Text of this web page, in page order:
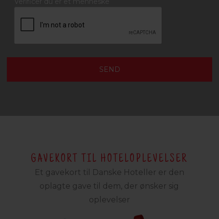
GAVEKORT TIL HOTELOPLEVELSER
Et gavekort til Danske Hoteller er den
oplagte gave til dem, der ønsker sig
oplevelser